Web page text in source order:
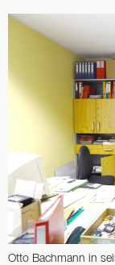
Otto Bachmann in